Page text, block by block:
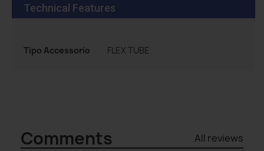
Technical Features
Tipo Accessorio FLEX TUBE
Comments All reviews